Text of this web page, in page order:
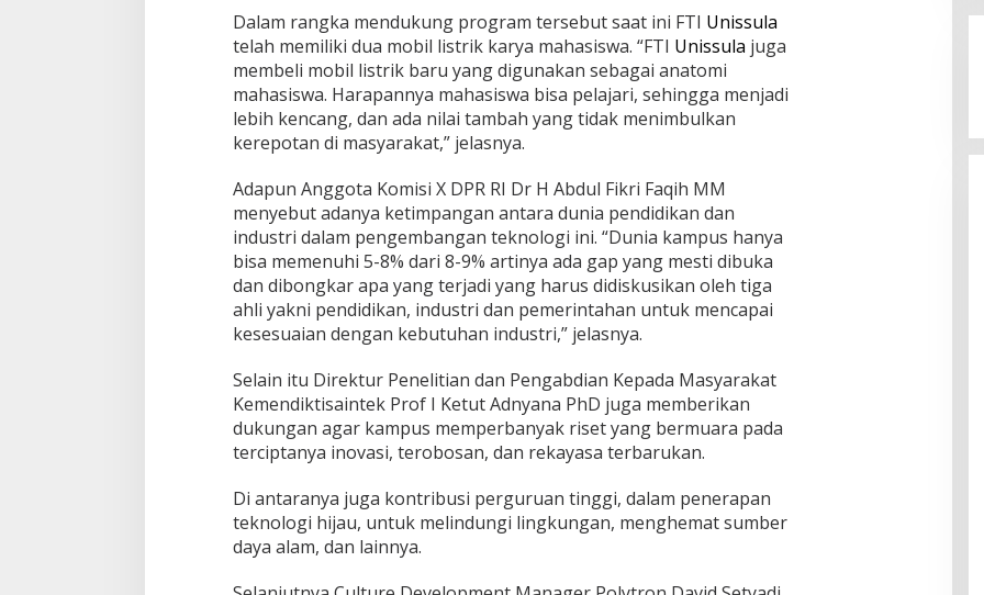
Dalam rangka mendukung program tersebut saat ini FTI Unissula
telah memiliki dua mobil listrik karya mahasiswa. “FTI Unissula juga
membeli mobil listrik baru yang digunakan sebagai anatomi
mahasiswa. Harapannya mahasiswa bisa pelajari, sehingga menjadi
lebih kencang, dan ada nilai tambah yang tidak menimbulkan
kerepotan di masyarakat,” jelasnya.
Adapun Anggota Komisi X DPR RI Dr H Abdul Fikri Faqih MM
menyebut adanya ketimpangan antara dunia pendidikan dan
industri dalam pengembangan teknologi ini. “Dunia kampus hanya
bisa memenuhi 5-8% dari 8-9% artinya ada gap yang mesti dibuka
dan dibongkar apa yang terjadi yang harus didiskusikan oleh tiga
ahli yakni pendidikan, industri dan pemerintahan untuk mencapai
kesesuaian dengan kebutuhan industri,” jelasnya.
Selain itu Direktur Penelitian dan Pengabdian Kepada Masyarakat
Kemendiktisaintek Prof I Ketut Adnyana PhD juga memberikan
dukungan agar kampus memperbanyak riset yang bermuara pada
terciptanya inovasi, terobosan, dan rekayasa terbarukan.
Di antaranya juga kontribusi perguruan tinggi, dalam penerapan
teknologi hijau, untuk melindungi lingkungan, menghemat sumber
daya alam, dan lainnya.
Mengawal Kepemimpinan Mas Dar
Sudaryono sebagai Kepala Badan
Gizi Nasional
In Berita, Politik